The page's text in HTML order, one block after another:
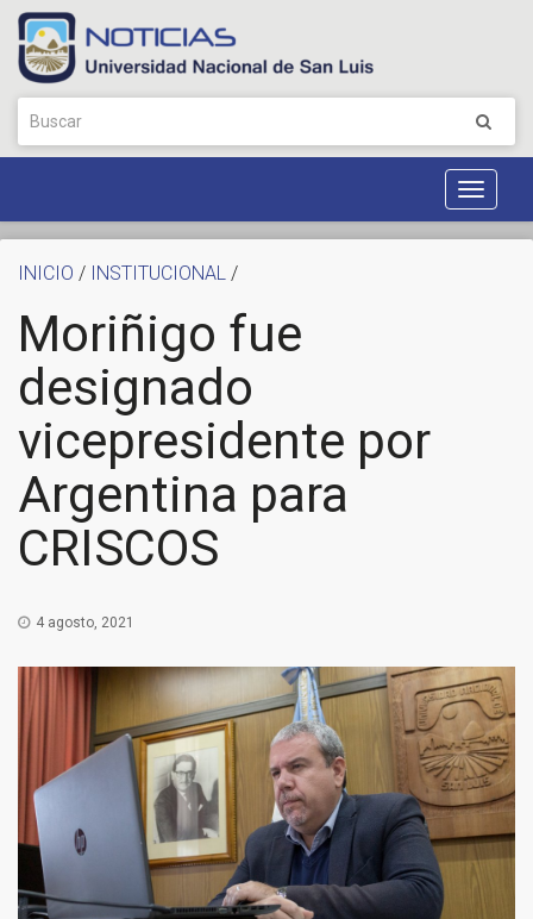
Toggle
INICIO / INSTITUCIONAL /
Moriñigo fue
designado
vicepresidente por
Argentina para
CRISCOS
4 agosto, 2021